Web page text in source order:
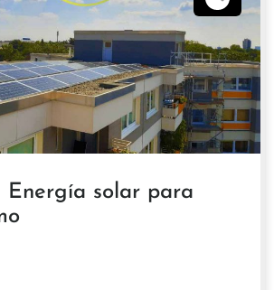
Energía solar para